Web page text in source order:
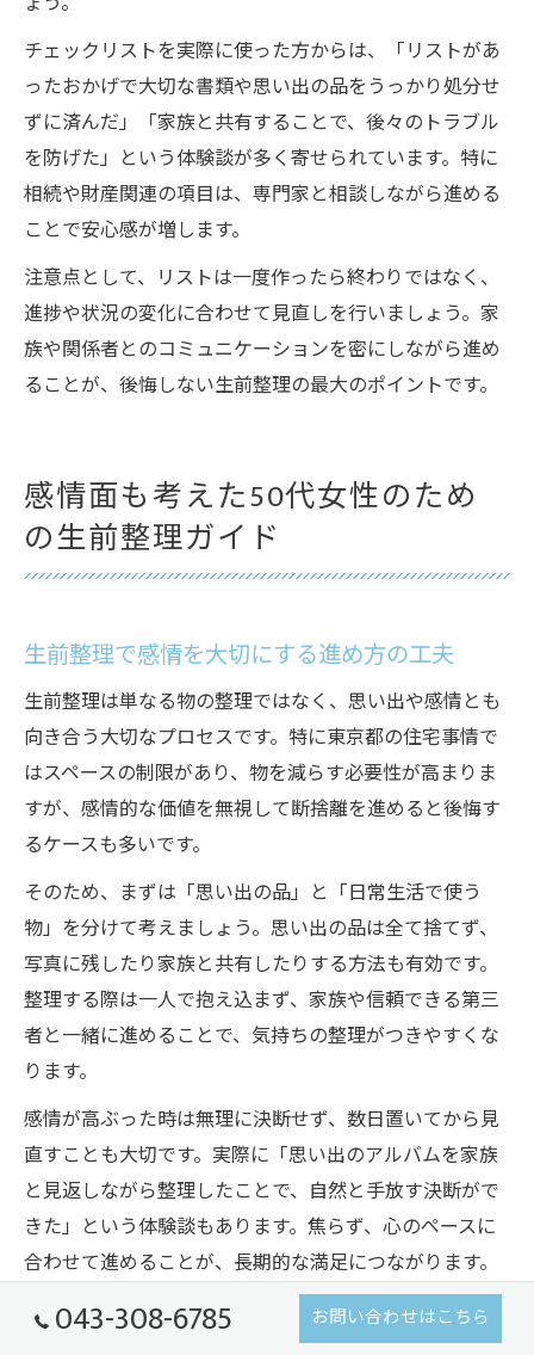
チェックリストを実際に使った方からは、「リストがあ
ったおかげで大切な書類や思い出の品をうっかり処分せ
ずに済んだ」「家族と共有することで、後々のトラブル
を防げた」という体験談が多く寄せられています。特に
相続や財産関連の項目は、専門家と相談しながら進める
ことで安心感が増します。
注意点として、リストは一度作ったら終わりではなく、
進捗や状況の変化に合わせて見直しを行いましょう。家
族や関係者とのコミュニケーションを密にしながら進め
ることが、後悔しない生前整理の最大のポイントです。
感情面も考えた50代女性のため
の生前整理ガイド
生前整理で感情を大切にする進め方の工夫
生前整理は単なる物の整理ではなく、思い出や感情とも
向き合う大切なプロセスです。特に東京都の住宅事情で
はスペースの制限があり、物を減らす必要性が高まりま
すが、感情的な価値を無視して断捨離を進めると後悔す
るケースも多いです。
そのため、まずは「思い出の品」と「日常生活で使う
物」を分けて考えましょう。思い出の品は全て捨てず、
写真に残したり家族と共有したりする方法も有効です。
整理する際は一人で抱え込まず、家族や信頼できる第三
者と一緒に進めることで、気持ちの整理がつきやすくな
ります。
感情が高ぶった時は無理に決断せず、数日置いてから見
直すことも大切です。実際に「思い出のアルバムを家族
と見返しながら整理したことで、自然と手放す決断がで
きた」という体験談もあります。焦らず、心のペースに
合わせて進めることが、長期的な満足につながります。
50代女性が守りたい生前整理のコツと注意点
043-308-6785 お問い合わせはこちら